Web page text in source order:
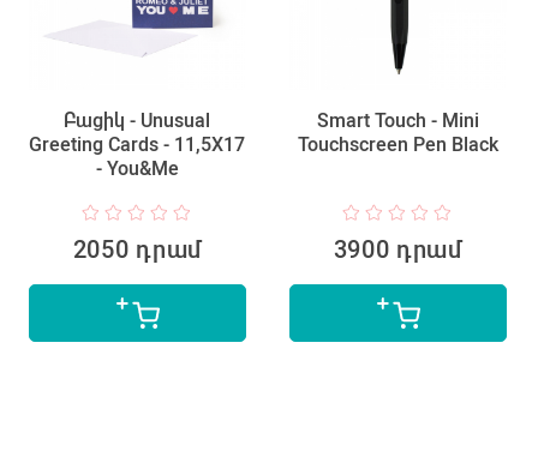
Բացիկ - Unusual
Greeting Cards - 11,5X17
- You&Me
2050 դրամ
Smart Touch - Mini
Touchscreen Pen Black
3900 դրամ